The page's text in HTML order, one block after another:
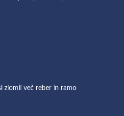
zlomil več reber in ramo